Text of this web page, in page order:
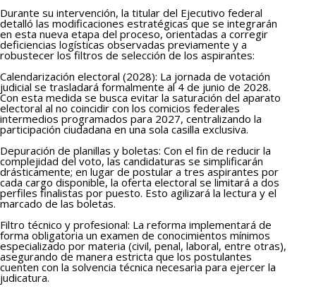
Durante su intervención, la titular del Ejecutivo federal
detalló las modificaciones estratégicas que se integrarán
en esta nueva etapa del proceso, orientadas a corregir
deficiencias logísticas observadas previamente y a
robustecer los filtros de selección de los aspirantes:
Calendarización electoral (2028): La jornada de votación
judicial se trasladará formalmente al 4 de junio de 2028.
Con esta medida se busca evitar la saturación del aparato
electoral al no coincidir con los comicios federales
intermedios programados para 2027, centralizando la
participación ciudadana en una sola casilla exclusiva.
Depuración de planillas y boletas: Con el fin de reducir la
complejidad del voto, las candidaturas se simplificarán
drásticamente; en lugar de postular a tres aspirantes por
cada cargo disponible, la oferta electoral se limitará a dos
perfiles finalistas por puesto. Esto agilizará la lectura y el
marcado de las boletas.
Filtro técnico y profesional: La reforma implementará de
forma obligatoria un examen de conocimientos mínimos
especializado por materia (civil, penal, laboral, entre otras),
asegurando de manera estricta que los postulantes
cuenten con la solvencia técnica necesaria para ejercer la
judicatura.